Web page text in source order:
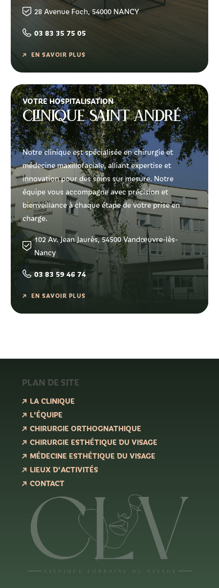
28 Avenue Foch, 54000 NANCY
03 83 35 75 05
EN SAVOIR PLUS
VOTRE HOSPITALISATION
Clinique Saint André
Notre clinique est spécialisée en chirurgie et
médecine maxillofaciale, alliant expertise et
innovation pour des soins sur mesure. Notre
équipe vous accompagne avec précision et
bienveillance à chaque étape de votre prise en
charge.
102 Av. Jean Jaurès, 54500 Vandœuvre-lès-
Nancy
03 83 59 46 74
EN SAVOIR PLUS
PLAN DE SITE
LA CLINIQUE
L'ÉQUIPE
CHIRURGIE ORTHOGNATHIQUE
CHIRURGIE ESTHÉTIQUE DU VISAGE
MÉDECINE ESTHÉTIQUE DU VISAGE
LIEUX D'ACTIVITÉS
CONTACT